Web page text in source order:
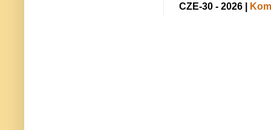
CZE-30 - 2026 |